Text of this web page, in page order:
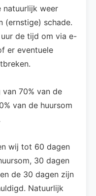
natuurlijk weer
(ernstige) schade.
de tijd om via e-
er eventuele
70% van de
van de huursom
wij tot 60 dagen
30 dagen
de 30 dagen zijn
Natuurlijk